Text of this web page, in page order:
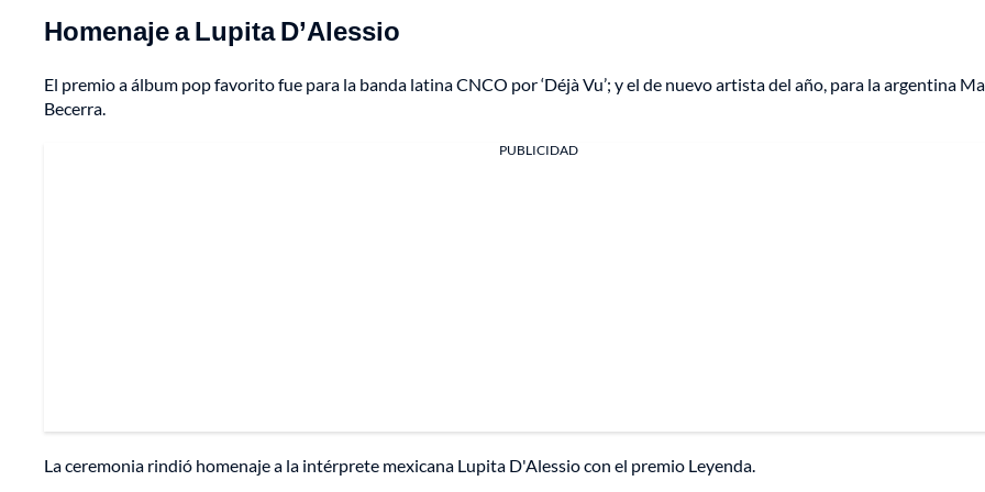
Homenaje a Lupita D’Alessio
El premio a álbum pop favorito fue para la banda latina CNCO por ‘Déjà Vu’; y el de nuevo artista del año, para la argentina
Becerra.
PUBLICIDAD
La ceremonia rindió homenaje a la intérprete mexicana Lupita D'Alessio con el premio Leyenda.